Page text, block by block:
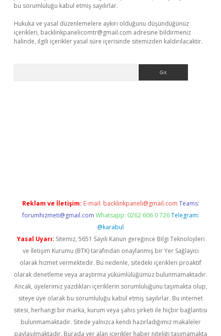
bu sorumluluğu kabul etmiş sayılırlar.
Hukuka ve yasal düzenlemelere aykırı olduğunu düşündüğünüz
içerikleri, backlinkpanelicomtr@gmail.com adresine bildirmeniz
halinde, ilgili içerikler yasal süre içerisinde sitemizden kaldırılacaktır.
Reklam ve İletişim: E-mail: backlinkpaneli@gmail.com Teams:
forumhizmeti@gmail.com Whatsapp: 0262 606 0 726 Telegram:
@karabul
Yasal Uyarı: Sitemiz, 5651 Sayılı Kanun gereğince Bilgi Teknolojileri
ve İletişim Kurumu (BTK) tarafından onaylanmış bir Yer Sağlayıcı
olarak hizmet vermektedir. Bu nedenle, sitedeki içerikleri proaktif
olarak denetleme veya araştırma yükümlülüğümüz bulunmamaktadır.
Ancak, üyelerimiz yazdıkları içeriklerin sorumluluğunu taşımakta olup,
siteye üye olarak bu sorumluluğu kabul etmiş sayılırlar. Bu internet
sitesi, herhangi bir marka, kurum veya şahıs şirketi ile hiçbir bağlantısı
bulunmamaktadır. Sitede yalnızca kendi hazırladığımız makaleler
paylaşılmaktadır. Burada yer alan içerikler haber niteliği taşımamakta